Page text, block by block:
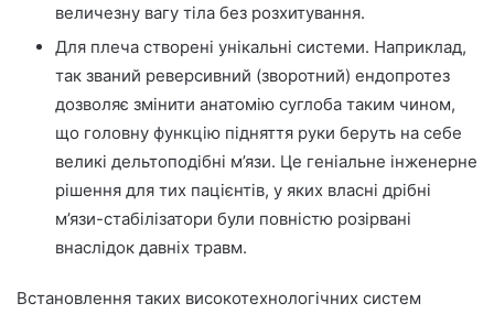
величезну вагу тіла без розхитування.
Для плеча створені унікальні системи. Наприклад,
так званий реверсивний (зворотний) ендопротез
дозволяє змінити анатомію суглоба таким чином,
що головну функцію підняття руки беруть на себе
великі дельтоподібні м’язи. Це геніальне інженерне
рішення для тих пацієнтів, у яких власні дрібні
м’язи-стабілізатори були повністю розірвані
внаслідок давніх травм.
Встановлення таких високотехнологічних систем